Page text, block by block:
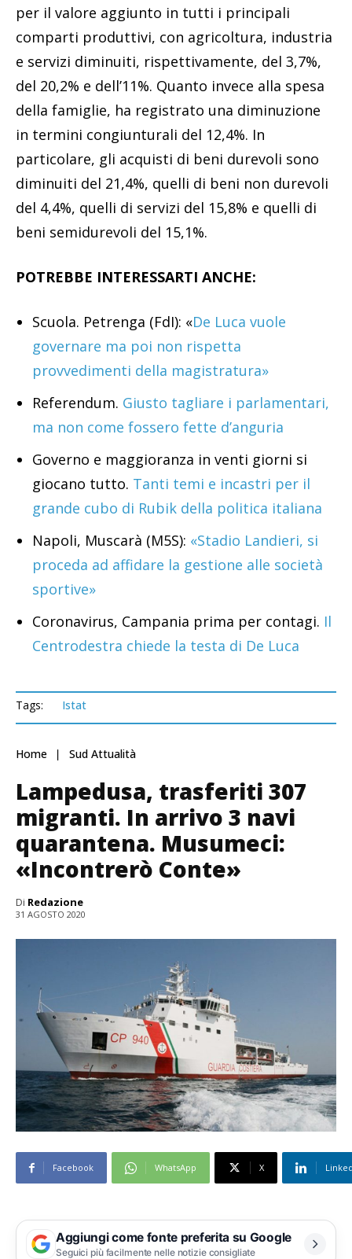
per il valore aggiunto in tutti i principali
comparti produttivi, con agricoltura, industria
e servizi diminuiti, rispettivamente, del 3,7%,
del 20,2% e dell’11%. Quanto invece alla spesa
della famiglie, ha registrato una diminuzione
in termini congiunturali del 12,4%. In
particolare, gli acquisti di beni durevoli sono
diminuiti del 21,4%, quelli di beni non durevoli
del 4,4%, quelli di servizi del 15,8% e quelli di
beni semidurevoli del 15,1%.
POTREBBE INTERESSARTI ANCHE:
Scuola. Petrenga (FdI): «De Luca vuole
governare ma poi non rispetta
provvedimenti della magistratura»
Referendum. Giusto tagliare i parlamentari,
ma non come fossero fette d’anguria
Governo e maggioranza in venti giorni si
giocano tutto. Tanti temi e incastri per il
grande cubo di Rubik della politica italiana
Napoli, Muscarà (M5S): «Stadio Landieri, si
proceda ad affidare la gestione alle società
sportive»
Coronavirus, Campania prima per contagi. Il
Centrodestra chiede la testa di De Luca
Tags: Istat
Home Sud Attualità
Lampedusa, trasferiti 307
migranti. In arrivo 3 navi
quarantena. Musumeci:
«Incontrerò Conte»
Di Redazione
31 AGOSTO 2020
Facebook WhatsApp X
Aggiungi come fonte preferita su Google
Seguici più facilmente nelle notizie consigliate